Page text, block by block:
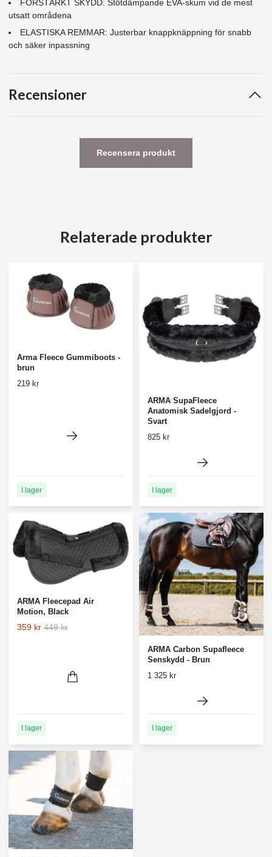
FÖRSTÄRKT SKYDD: Stötdämpande EVA-skum vid de mest
utsatt områdena
ELASTISKA REMMAR: Justerbar knappknäppning för snabb
och säker inpassning
Recensioner
Recensera produkt
Relaterade produkter
Arma Fleece Gummiboots -
brun
219 kr
I lager
ARMA SupaFleece
Anatomisk Sadelgjord -
Svart
825 kr
I lager
ARMA Fleecepad Air
Motion, Black
359 kr 449 kr
I lager
ARMA Carbon Supafleece
Senskydd - Brun
1 325 kr
I lager